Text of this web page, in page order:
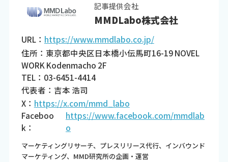
記事提供会社
MMDLabo株式会社
URL： https://www.mmdlabo.co.jp/
住所：東京都中央区日本橋小伝馬町16-19 NOVEL
WORK Kodenmacho 2F
TEL：03-6451-4414
代表者：吉本 浩司
X： https://x.com/mmd_labo
Faceboo
k：
https://www.facebook.com/mmdlab
o
マーケティングリサーチ、プレスリリース代行、インバウンド
マーケティング、MMD研究所の企画・運営